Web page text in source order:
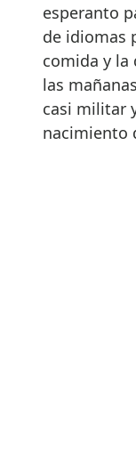
esperanto
de idiomas
comida y la
las
casi militar
nacimiento